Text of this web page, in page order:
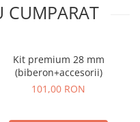
CUMPARAT
Kit premium 28 mm
(biberon+accesorii)
101,00 RON